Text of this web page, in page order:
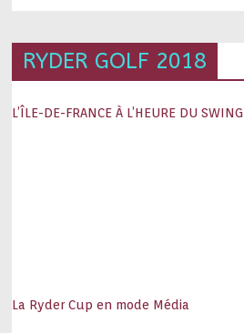
RYDER GOLF 2018
L’ÎLE-DE-FRANCE À L’HEURE DU SWING
La Ryder Cup en mode Média